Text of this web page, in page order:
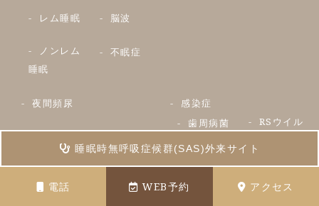
睡眠時無呼吸症候群(SAS)外来サイト
電話 WEB予約 アクセス
レム睡眠 脳波
ノンレム
睡眠
不眠症
夜間頻尿
感染症
歯周病菌
RSウイル
ニューモウ
イルス